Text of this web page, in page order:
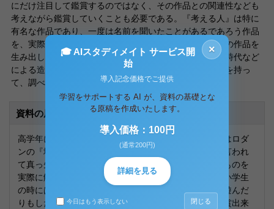
にだけ注目して鑑賞するのではなく、その作品との関連性なども
考えながら鑑賞していくことも必要である。『考える人』は特に
有名な作品であり、一度は名前を聞いたことがあるであろう作品
を、実際鑑賞することで一層親しみを感じ、そこからその作品を
生み出した文化や、時代背景、作者の個性、国や地域や時代など
による造形的感性の違いや表現手法の影響などにも興味を持っ
て、調べることに発展できればと思う。
資料の原本内容
高学年における鑑賞教育に相応しい作品について、私はロダ
ンの『地獄の門（考える人）』を選んだ。鑑賞作品と言われ
て真っ先に思い浮かんだのは絵画ではなく、立体的なものを
実際に触れながらみせたい、という思いだった。私が小学生
の時にはこの作品について知っていたし、真似をして遊んだ
りもした。そんな思い出深い作品が身近な美術館で鑑賞出来
×
🎓 AIスタディメイト サービス開
始
導入記念価格でご提供
学習をサポートする AI が、資料の基礎とな
る原稿を作成いたします。
導入価格：100円
(通常200円)
詳細を見る
今日はもう表示しない 閉じる